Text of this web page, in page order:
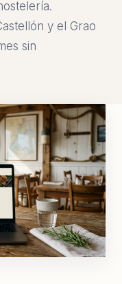
y el Grao
sin